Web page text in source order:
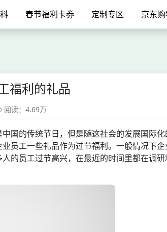
春节福利卡券 定制专区 京东
福利的礼品
阅读：4.69万
国的传统节日，但是随这社会的发展国际
员工一些礼品作为过节福利。一般情况下
的员工过节高兴，在最近的时间里都在调